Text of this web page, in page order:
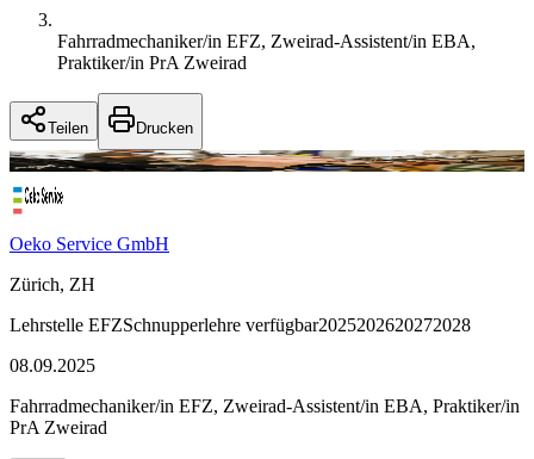
Fahrradmechaniker/in EFZ, Zweirad-Assistent/in EBA,
Praktiker/in PrA Zweirad
Teilen Drucken
Oeko Service GmbH
Zürich, ZH
Lehrstelle EFZSchnupperlehre verfügbar2025202620272028
08.09.2025
Fahrradmechaniker/in EFZ, Zweirad-Assistent/in EBA, Praktiker/in
PrA Zweirad